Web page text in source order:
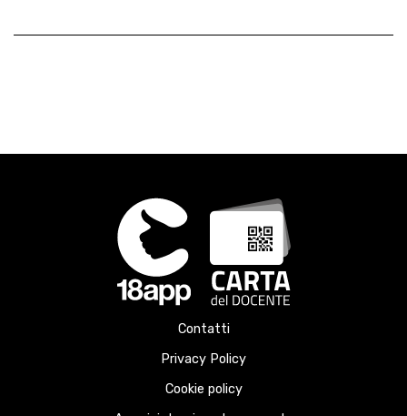
Contatti
Privacy Policy
Cookie policy